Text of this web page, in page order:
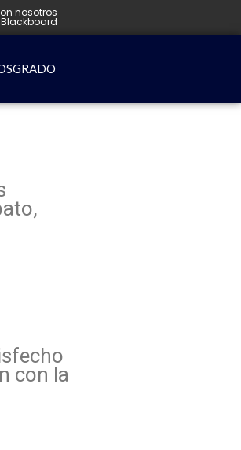
nosotros
Blackboard
con la